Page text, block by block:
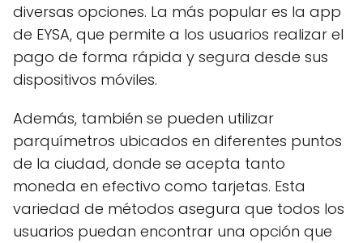
diversas opciones. La más popular es la app
de EYSA, que permite a los usuarios realizar el
pago de forma rápida y segura desde sus
dispositivos móviles.
Además, también se pueden utilizar
parquímetros ubicados en diferentes puntos
de la ciudad, donde se acepta tanto
moneda en efectivo como tarjetas. Esta
variedad de métodos asegura que todos los
usuarios puedan encontrar una opción que